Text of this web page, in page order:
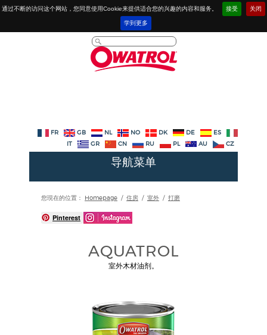
通过不断的访问这个网站，您同意使用Cookie来提供适合您的兴趣的内容和服务。 接受 关闭
学到更多
FR GB NL NO DK DE
ES
IT
GR CN RU PL AU CZ
导航菜单
您現在的位置： Homepage / 住房 / 室外 / 打磨
Pinterest
AQUATROL
室外木材油剂。